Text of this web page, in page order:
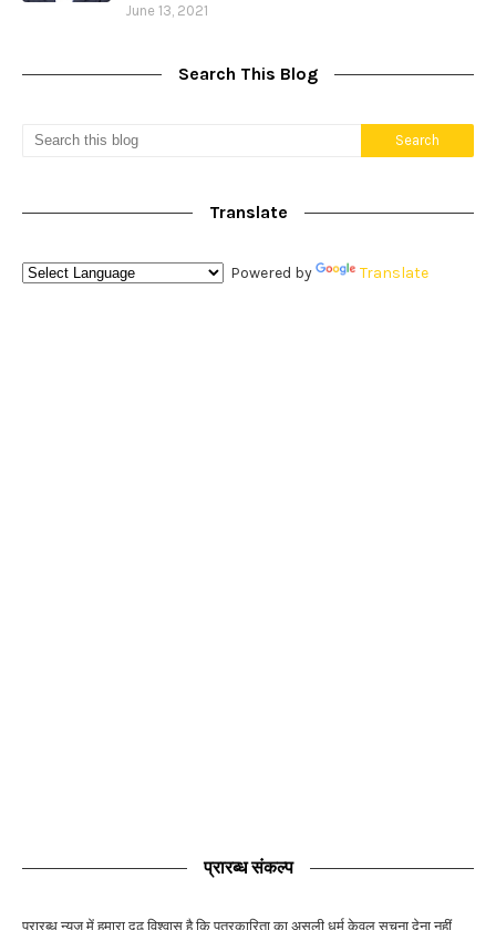
June 13, 2021
Search This Blog
Translate
Powered by Translate
प्रारब्ध संकल्प
प्रारब्ध न्यूज़ में हमारा दृढ़ विश्वास है कि पत्रकारिता का असली धर्म केवल सूचना देना नहीं,